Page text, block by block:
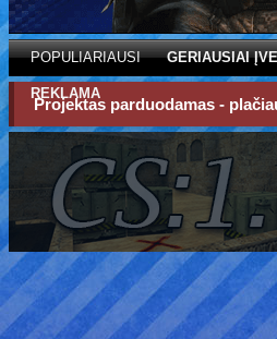
POPULIARIAUSI GERIAUSIAI
REKLAMA
Projektas parduodamas -